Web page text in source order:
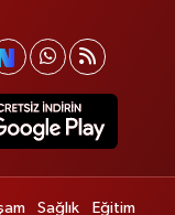
Sağlık Eğitim